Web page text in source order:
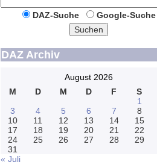
DAZ-Suche
Google-Suche
Suchen
DAZ Archiv
August 2026
M
D M D F S
1
3
4 5 6 7 8
10
11 12 13 14 15
17
18 19 20 21 22
24
25 26 27 28 29
31
« Juli